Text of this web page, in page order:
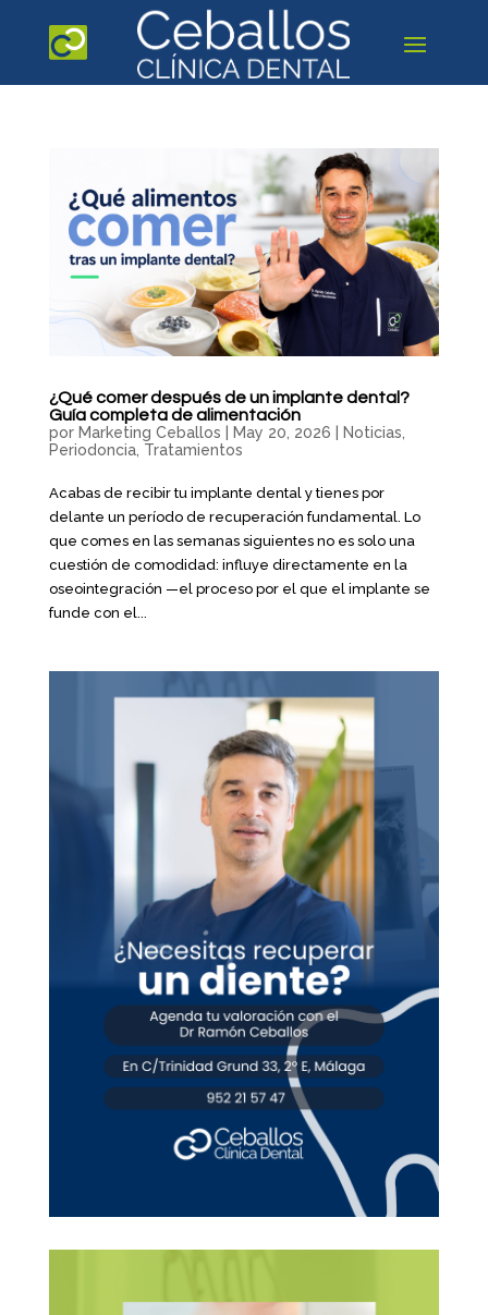
¿Qué comer después de un implante dental?
Guía completa de alimentación
por Marketing Ceballos May 20, 2026 Noticias
Periodoncia, Tratamientos
Acabas de recibir tu implante dental y tienes por
delante un período de recuperación fundamental. Lo
que comes en las semanas siguientes no es solo una
cuestión de comodidad: influye directamente en la
oseointegración —el proceso por el que el implante se
funde con el...